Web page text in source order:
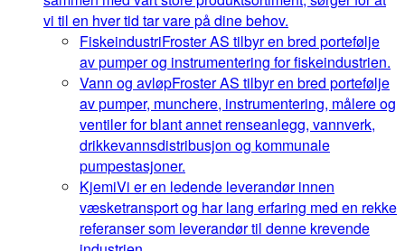
vi til en hver tid tar vare på dine behov.
FiskeindustriFroster AS tilbyr en bred portefølje
av pumper og instrumentering for fiskeindustrien.
Vann og avløpFroster AS tilbyr en bred portefølje
av pumper, munchere, instrumentering, målere og
ventiler for blant annet renseanlegg, vannverk,
drikkevannsdistribusjon og kommunale
pumpestasjoner.
KjemiVi er en ledende leverandør innen
væsketransport og har lang erfaring med en rekke
referanser som leverandør til denne krevende